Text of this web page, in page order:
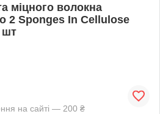
міцного волокна
2 Sponges In Cellulose
шт
на сайті — 200 ₴